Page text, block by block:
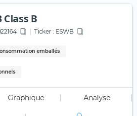
Class B
Ticker : ESWB
emballés
Graphique Analyse